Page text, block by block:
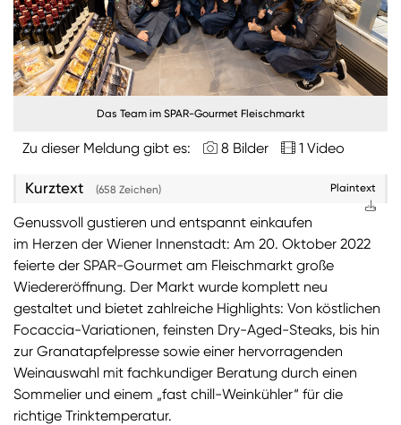
Unternehmen
Nachhaltigkeit
Sie wollen unsere aktuellen Medienmitteilungen
einfach Ihre Daten in unseren
ein
ausschließlich für Medienkontakte und nicht für
Privatpersonen gedacht ist):
Zum Presseverteiler
Sie wollen Informationen über aktuelle Aktionen,
Produktneuheiten, attraktive Gewinnspiele uvm.
erhalten? Dann melden Sie sich zumSPAR
Newsletteran:
Das Team im SPAR-Gourmet Fleischmarkt
Zu dieser Meldung gibt es: 8 Bilder 1 Video
Kurztext (658 Zeichen) Plaintext
Genussvoll gustieren und entspannt einkaufen
im Herzen der Wiener Innenstadt: Am 20. Oktober 2022
feierte der SPAR-Gourmet am Fleischmarkt große
Wiedereröffnung. Der Markt wurde komplett neu
gestaltet und bietet zahlreiche Highlights: Von köstlichen
Focaccia-Variationen, feinsten Dry-Aged-Steaks, bis hin
zur Granatapfelpresse sowie einer hervorragenden
Weinauswahl mit fachkundiger Beratung durch einen
Sommelier und einem „fast chill-Weinkühler“ für die
richtige Trinktemperatur.